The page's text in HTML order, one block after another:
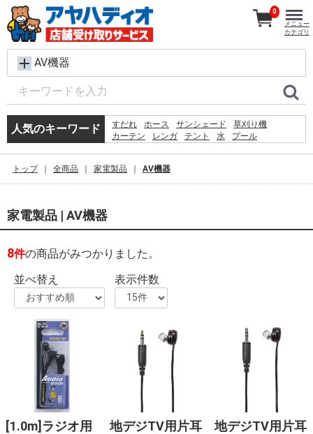
AV機器
人気のキーワード すだれ ホース サンシェード
草刈り機
カーテン
レンガ テント 水
プール
踏み台
扇風機
0
メニュー
カテゴリ
トップ 全商品 家電製品 AV機器
家電製品 | AV機器
8件の商品がみつかりました。
並べ替え
表示件数
[1.0m]ラジオ用
地デジTV用片耳
地デジTV用片耳